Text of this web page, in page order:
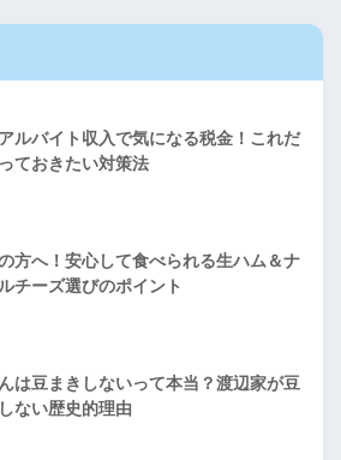
ルバイト収入で気になる税金！これだ
ておきたい対策法
方へ！安心して食べられる生ハム＆ナ
チーズ選びのポイント
は豆まきしないって本当？渡辺家が豆
ない歴史的理由